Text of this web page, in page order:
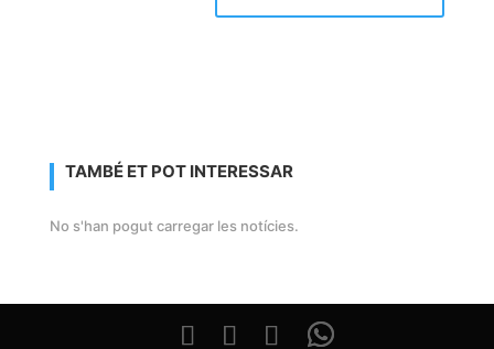
TAMBÉ ET POT INTERESSAR
No s'han pogut carregar les notícies.